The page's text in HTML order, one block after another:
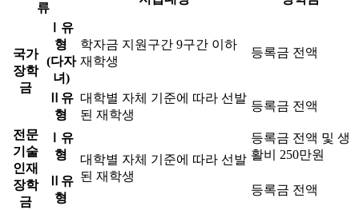
류
국가
장학
금
Ⅰ유
형
(다자
녀)
학자금 지원구간 9구간 이하
재학생
등록금 전액
Ⅱ유
형
대학별 자체 기준에 따라 선발
된 재학생
등록금 전액
전문
기술
인재
장학
금
Ⅰ유
형
대학별 자체 기준에 따라 선발
된 재학생
등록금 전액 및 생
활비 250만원
Ⅱ유
형
등록금 전액